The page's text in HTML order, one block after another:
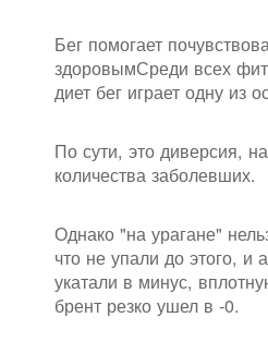
Бег помогает
здоровымСреди всех
диет бег играет одну из
По сути, это диверсия,
количества заболевших.
Однако "на урагане"
что не упали до этого, и
укатали в минус,
брент резко ушел в -0.